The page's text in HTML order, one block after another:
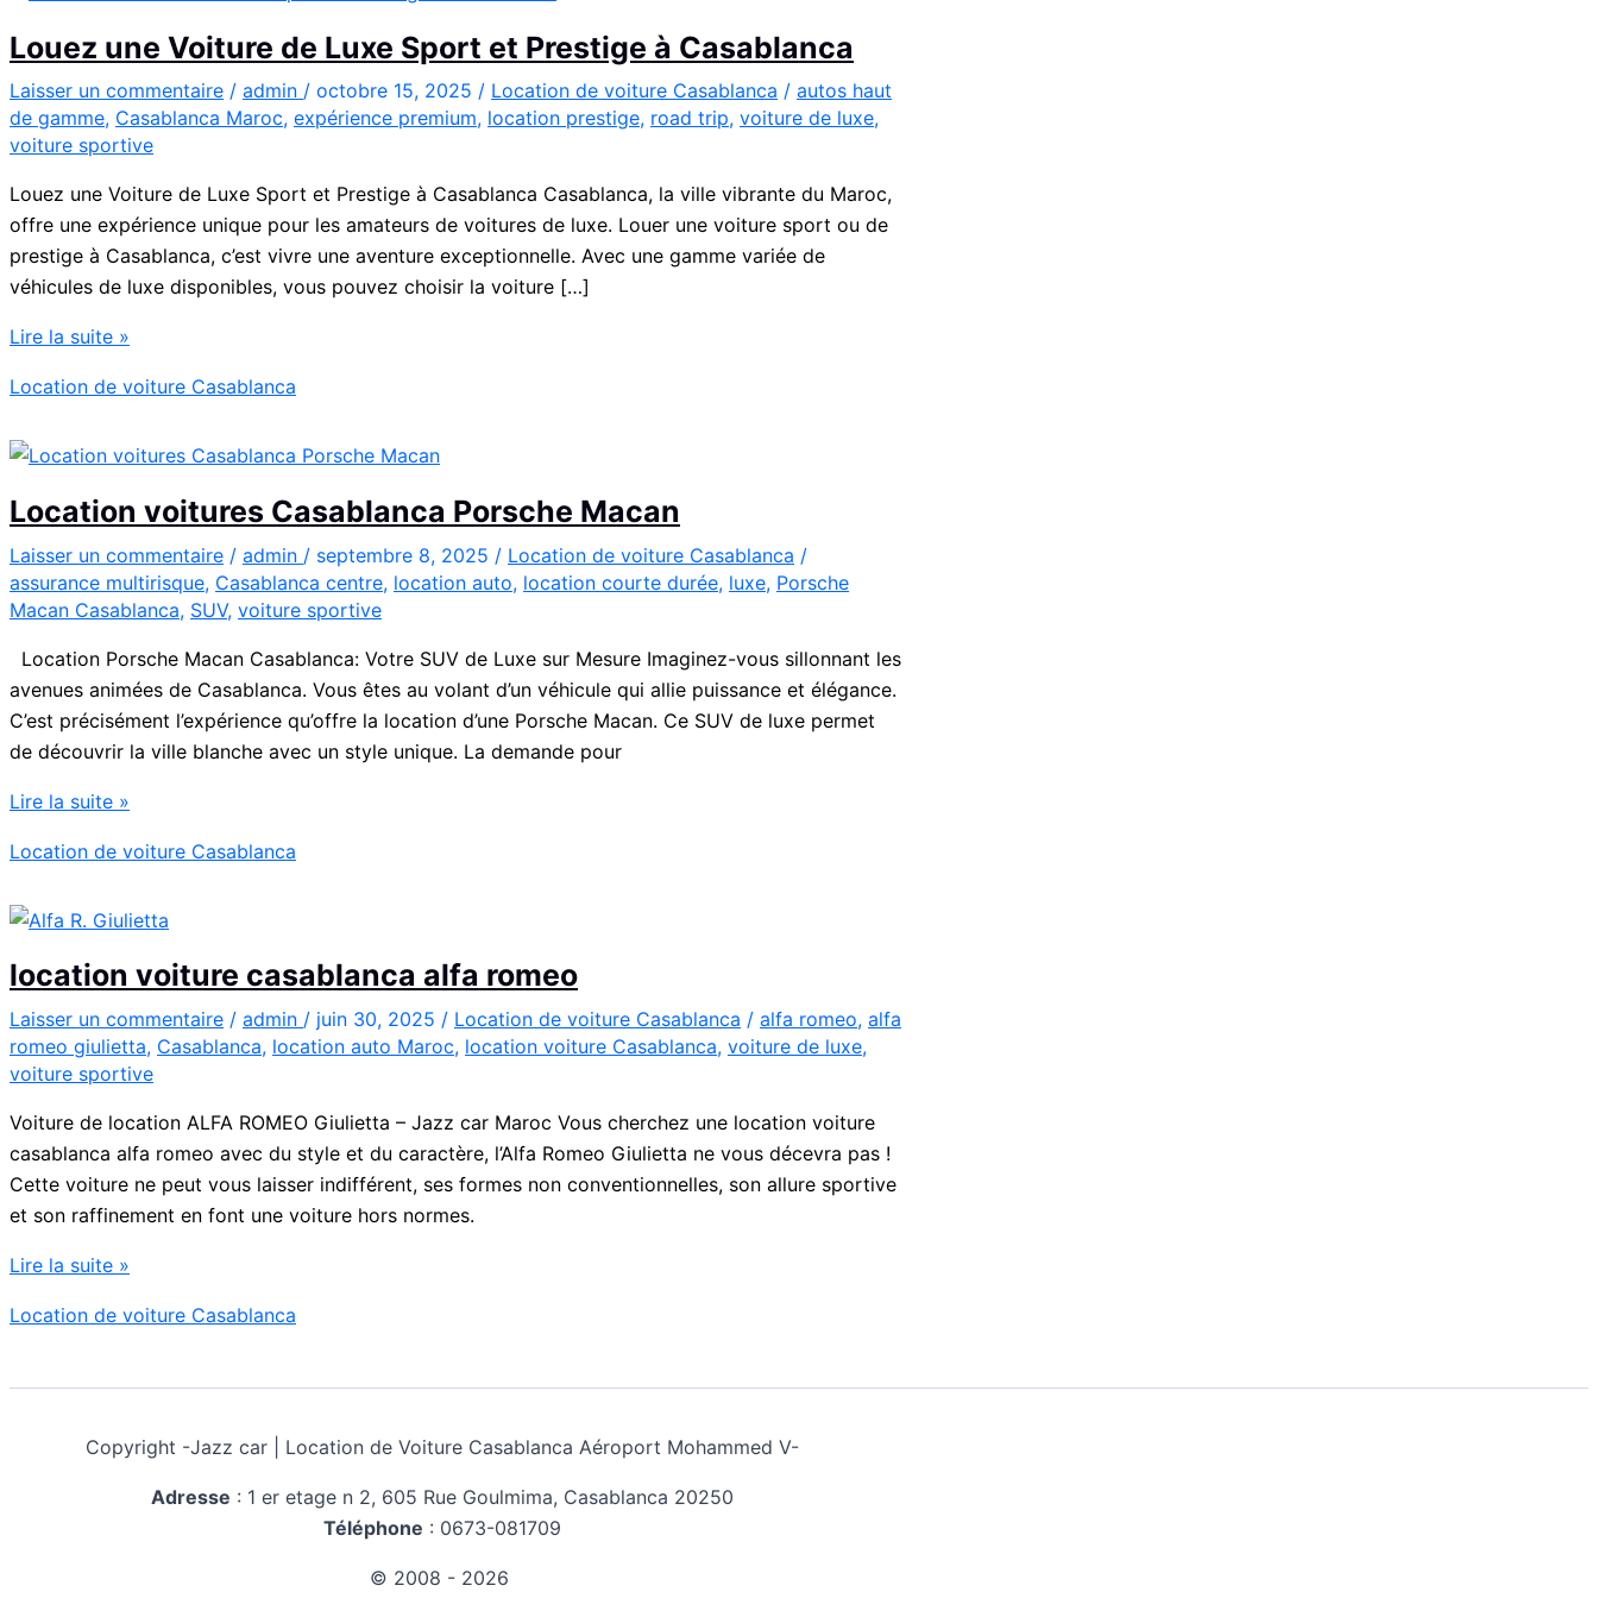
Louez une Voiture de Luxe Sport et Prestige à Casablanca
Laisser un commentaire / admin / octobre 15, 2025 / Location de voiture Casablanca / autos haut
de gamme, Casablanca Maroc, expérience premium, location prestige, road trip, voiture de luxe,
voiture sportive
Louez une Voiture de Luxe Sport et Prestige à Casablanca Casablanca, la ville vibrante du Maroc,
offre une expérience unique pour les amateurs de voitures de luxe. Louer une voiture sport ou de
prestige à Casablanca, c’est vivre une aventure exceptionnelle. Avec une gamme variée de
véhicules de luxe disponibles, vous pouvez choisir la voiture […]
Louez
Voiture
Luxe
et
Prestige
à
Casablanca
Lire la suite »
Location de voiture Casablanca
Location voitures Casablanca Porsche Macan
Laisser un commentaire / admin / septembre 8, 2025 / Location de voiture Casablanca /
assurance multirisque, Casablanca centre, location auto, location courte durée, luxe, Porsche
Macan Casablanca, SUV, voiture sportive
Location Porsche Macan Casablanca: Votre SUV de Luxe sur Mesure Imaginez-vous sillonnant les
avenues animées de Casablanca. Vous êtes au volant d’un véhicule qui allie puissance et élégance.
C’est précisément l’expérience qu’offre la location d’une Porsche Macan. Ce SUV de luxe permet
de découvrir la ville blanche avec un style unique. La demande pour
Location
Casablanca
Macan
Lire la suite »
Location de voiture Casablanca
location voiture casablanca alfa romeo
Laisser un commentaire / admin / juin 30, 2025 / Location de voiture Casablanca / alfa romeo, alfa
romeo giulietta, Casablanca, location auto Maroc, location voiture Casablanca, voiture de luxe,
voiture sportive
Voiture de location ALFA ROMEO Giulietta – Jazz car Maroc Vous cherchez une location voiture
casablanca alfa romeo avec du style et du caractère, l’Alfa Romeo Giulietta ne vous décevra pas !
Cette voiture ne peut vous laisser indifférent, ses formes non conventionnelles, son allure sportive
et son raffinement en font une voiture hors normes.
location
casablanca
romeo
Lire la suite »
Location de voiture Casablanca
Copyright -Jazz car | Location de Voiture Casablanca Aéroport Mohammed V-
Adresse : 1 er etage n 2, 605 Rue Goulmima, Casablanca 20250
Téléphone : 0673-081709
© 2008 - 2026